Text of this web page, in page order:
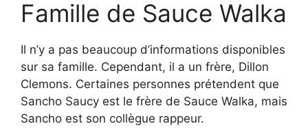
Famille de Sauce Walka
Il n’y a pas beaucoup d’informations disponibles
sur sa famille. Cependant, il a un frère, Dillon
Clemons. Certaines personnes prétendent que
Sancho Saucy est le frère de Sauce Walka, mais
Sancho est son collègue rappeur.